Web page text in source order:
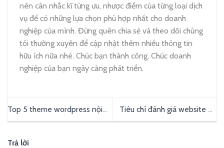
nên cân nhắc kĩ từng ưu, nhược điểm của từng loại dịch
vụ để có những lựa chọn phù hợp nhất cho doanh
nghiệp của mình. Đừng quên chia sẻ và theo dõi chúng
tôi thường xuyên để cập nhật thêm nhiều thông tin
hữu ích nữa nhé. Chúc bạn thành công. Chúc doanh
nghiệp của bạn ngày càng phát triển.
Top 5 theme wordpress nội
thất dẫn đầu xu hướng năm
Tiêu chí đánh giá website du
lịch chuyên nghiệp
Trả lời